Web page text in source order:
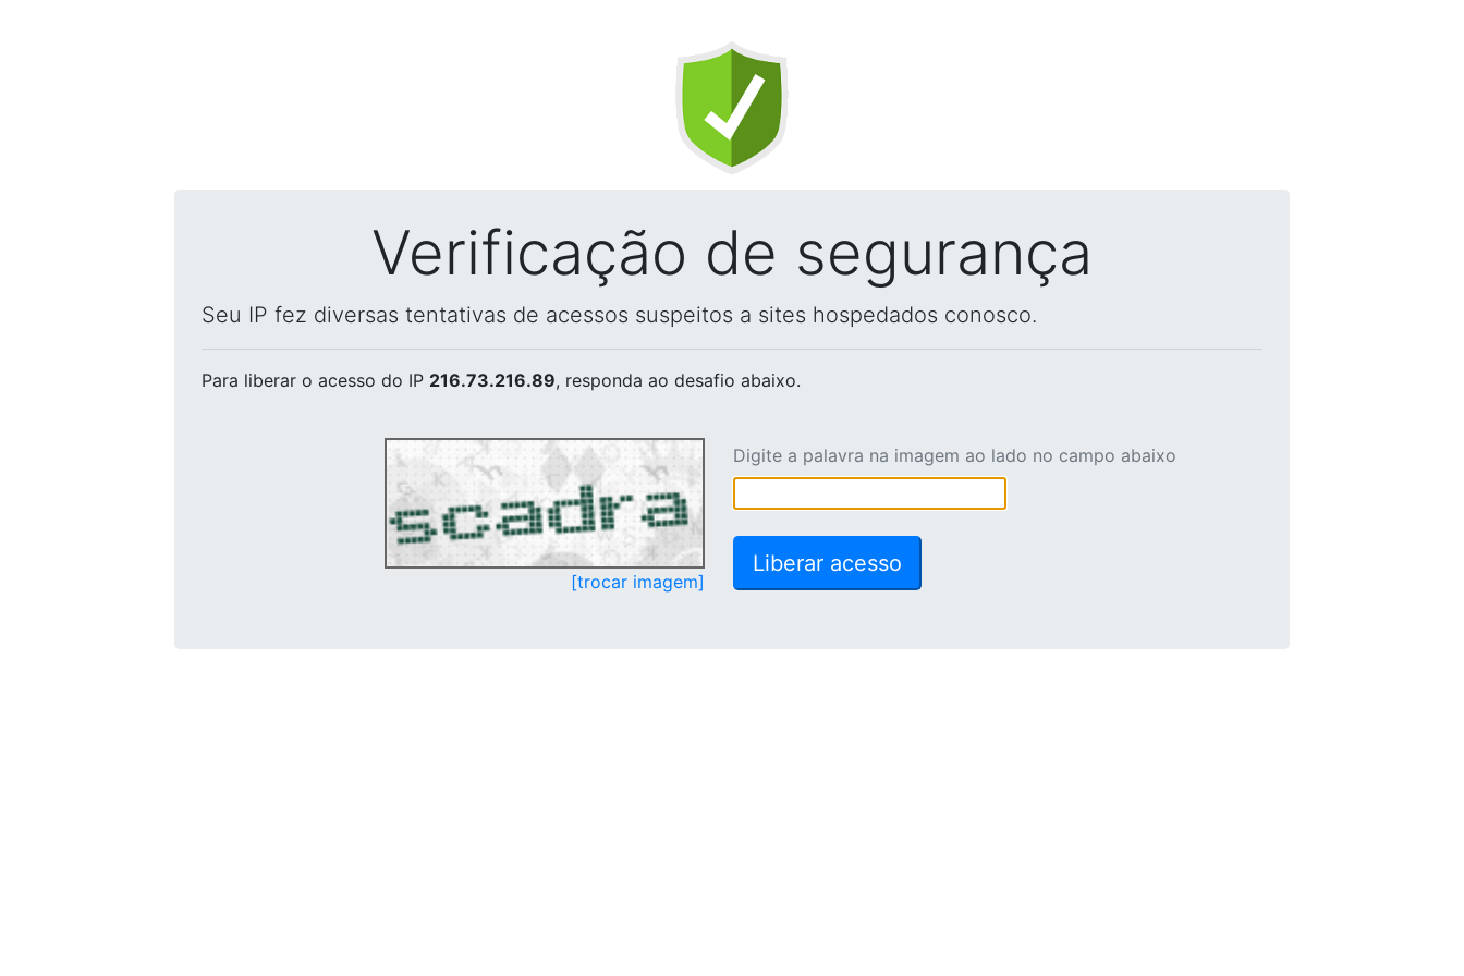
Verificação de segurança
Seu IP fez diversas tentativas de acessos suspeitos a sites hospedados conosco.
Para liberar o acesso do IP 216.73.216.89, responda ao desafio abaixo.
[trocar imagem]
Digite a palavra na imagem ao lado no campo abaixo